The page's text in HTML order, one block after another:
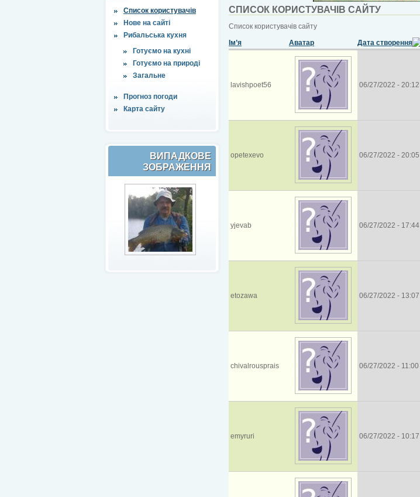
Список користувачів
Нове на сайті
Рибальська кухня
Готуємо на кухні
Готуємо на природі
Загальне
Прогноз погоди
Карта сайту
ВИПАДКОВЕ
ЗОБРАЖЕННЯ
СПИСОК КОРИСТУВАЧІВ САЙТУ
Список користувачів сайту
Ім’я
Аватар Дата створення
lavishpoet56 06/27/2022 - 20:12
opetexevo 06/27/2022 - 20:05
yjevab 06/27/2022 - 17:44
etozawa 06/27/2022 - 13:07
chivalrousprais 06/27/2022 - 11:00
emyruri 06/27/2022 - 10:17